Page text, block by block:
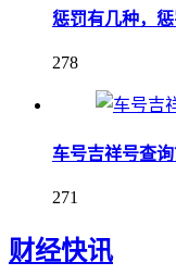
惩罚有几种，
278
车号吉祥号查
271
财经快讯